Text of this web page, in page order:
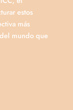
estos
más
mundo que